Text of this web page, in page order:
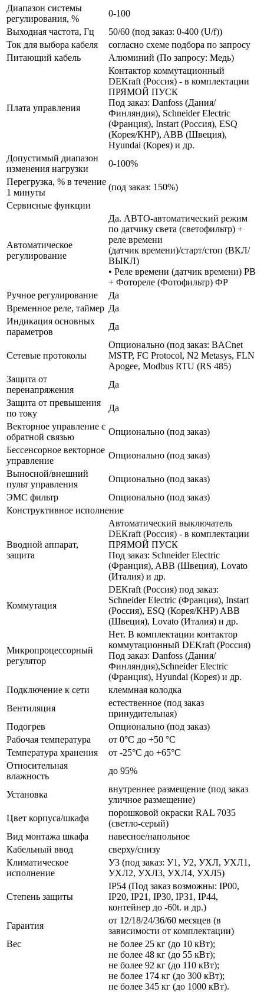
Диапазон системы
регулирования, %
0-100
Выходная частота, Гц
50/60 (под заказ: 0-400 (U/f))
Ток для выбора кабеля
согласно схеме подбора по запросу
Питающий кабель
Алюминий (По запросу: Медь)
Плата управления
Контактор коммутационный
DEKraft (Россия) - в комплектации
ПРЯМОЙ ПУСК
Под заказ: Danfoss (Дания/
Финляндия), Schneider Electric
(Франция), Instart (Россия), ESQ
(Корея/КНР), ABB (Швеция),
Hyundai (Корея) и др.
Допустимый диапазон
изменения нагрузки
0-100%
Перегрузка, % в течение
1 минуты
(под заказ: 150%)
Сервисные функции
Автоматическое
регулирование
Да. АВТО-автоматический режим
по датчику света (светофильтр) +
реле времени
(датчик времени)/старт/стоп (ВКЛ/
ВЫКЛ)
• Реле времени (датчик времени) РВ
+ Фотореле (Фотофильтр) ФР
Ручное регулирование
Да
Временное реле, таймер Да
Индикация основных
параметров
Да
Сетевые протоколы
Опционально (под заказ: BACnet
MSTP, FC Protocol, N2 Metasys, FLN
Apogee, Modbus RTU (RS 485)
Защита от
перенапряжения
Да
Защита от превышения
по току
Да
Векторное управление с
обратной связью
Опционально (под заказ)
Бессенсорное векторное
управление
Опционально (под заказ)
Выносной/внешний
пульт управления
Опционально (под заказ)
ЭМС фильтр
Опционально (под заказ)
Конструктивное исполнение
Вводной аппарат,
защита
Автоматический выключатель
DEKraft (Россия) - в комплектации
ПРЯМОЙ ПУСК
Под заказ: Schneider Electric
(Франция), ABB (Швеция), Lovato
(Италия) и др.
Коммутация
DEKraft (Россия) под заказ:
Schneider Electric (Франция), Instart
(Россия), ESQ (Корея/КНР) ABB
(Швеция), Lovato (Италия) и др.
Микропроцессорный
регулятор
Нет. В комплектации контактор
коммутационный DEKraft (Россия)
Под заказ: Danfoss (Дания/
Финляндия),Schneider Electric
(Франция), Hyundai (Корея) и др.
Подключение к сети
клеммная колодка
Вентиляция
естественное (под заказ
принудительная)
Подогрев
Опционально (под заказ)
Рабочая температура
от 0°C до +50 °C
Температура хранения
от -25°C до +65°C
Относительная
влажность
до 95%
Установка
внутреннее размещение (под заказ
уличное размещение)
Цвет корпуса/шкафа
порошковой окраски RAL 7035
(светло-серый)
Вид монтажа шкафа
навесное/напольное
Кабельный ввод
сверху/снизу
Климатическое
исполнение
У3 (под заказ: У1, У2, УХЛ, УХЛ1,
УХЛ2, УХЛ3, УХЛ4, УХЛ5)
Степень защиты
IP54 (Под заказ возможны: IP00,
IP20, IP21, IP30, IP31, IP44,
контейнер до -60t. и др.)
Гарантия
от 12/18/24/36/60 месяцев (в
зависимости от комплектации)
Вес
не более 25 кг (до 10 кВт);
не более 48 кг (до 55 кВт);
не более 92 кг (до 110 кВт);
не более 174 кг (до 300 кВт);
не более 345 кг (до 1000 кВт).